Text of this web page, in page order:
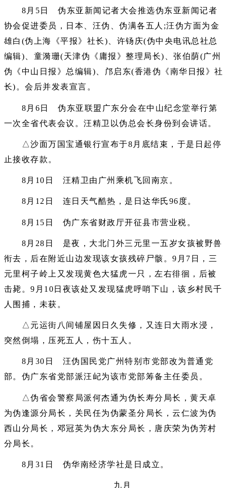
8月5日 伪东亚新闻记者大会推选伪东亚新闻记者
协会促进委员，日本、汪伪、伪满各五人;汪伪方面为金
雄白(伪上海《平报》社长)、许钖庆(伪中央电讯总社总
编辑)、童漪珊(天津伪《庸报》整理局长)、张伯荫(广州
伪《中山日报》总编辑)、邝启东(香港伪《南华日报》社
长)。会后并发表宣言。
8月6日 伪东亚联盟广东分会在中山纪念堂举行第
一次全省代表会议。汪精卫以伪总会长身份到会讲话。
△沙面万国宝通银行宣布于8月底结束，于是日起停
止接收存款。
8月10日 汪精卫由广州乘机飞回南京。
8月12日 连日天气酷热，是日达华氏96度。
8月15日 伪广东省财政厅开征县市营业税。
8月28日 是夜，大北门外三元里一五岁女孩被野兽
衔去，后在附近山边发现该女孩残碎尸骸。9月7日，三
元里柯子岭上又发现黄色大猛虎一只，左右徘徊，后被
击毙。9月10日夜该处又发现猛虎呼哨下山，该乡村民千
人围捕，未获。
△元运街八间铺屋因日久失修，又连日大雨水浸，
突然倒塌，压死五人，伤十五人。
8月30日 汪伪国民党广州特别市党部改为普通党
部。伪广东省党部派汪屺为该市党部筹备主任委员。
△伪省会警察局派何杰通为伪长寿分局长，黄天卓
为伪逢源分局长，关民任为伪蒙圣分局长，云仁波为伪
西山分局长，邓冠英为伪大东分局长，唐庆荣为伪芳村
分局长。
8月31日 伪华南经济学社是日成立。
九月